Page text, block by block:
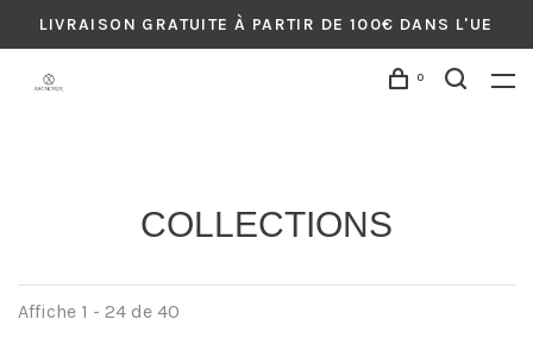
LIVRAISON GRATUITE À PARTIR DE 100€ DANS L'UE
0
COLLECTIONS
Affiche 1 - 24 de 40